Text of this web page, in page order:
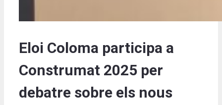
Eloi Coloma participa a
Construmat 2025 per
debatre sobre els nous